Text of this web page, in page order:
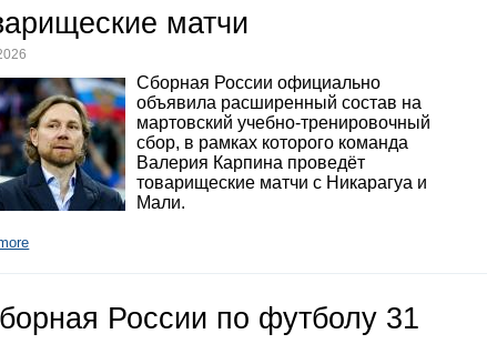
матчи
Сборная России официально
объявила расширенный состав на
мартовский учебно-тренировочный
сбор, в рамках которого команда
Валерия Карпина проведёт
товарищеские матчи с Никарагуа и
Мали.
России по футболу 31